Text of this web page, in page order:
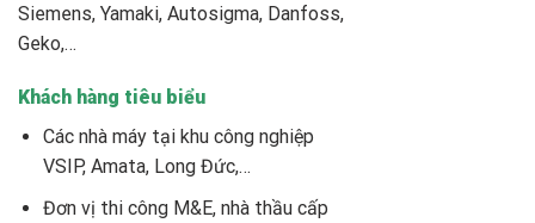
Siemens, Yamaki, Autosigma, Danfoss,
Geko,…
Khách hàng tiêu biểu
Các nhà máy tại khu công nghiệp
VSIP, Amata, Long Đức,…
Đơn vị thi công M&E, nhà thầu cấp